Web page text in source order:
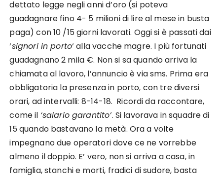
dettato legge negli anni d’oro (si poteva
guadagnare fino 4- 5 milioni di lire al mese in busta
paga) con 10 /15 giorni lavorati. Oggi si è passati dai
‘signori in porto‘ alla vacche magre. I più fortunati
guadagnano 2 mila €. Non si sa quando arriva la
chiamata al lavoro, l’annuncio è via sms. Prima era
obbligatoria la presenza in porto, con tre diversi
orari, ad intervalli: 8-14-18. Ricordi da raccontare,
come il ‘salario garantito’. Si lavorava in squadre di
15 quando bastavano la metà. Ora a volte
impegnano due operatori dove ce ne vorrebbe
almeno il doppio. E’ vero, non si arriva a casa, in
famiglia, stanchi e morti, fradici di sudore, basta